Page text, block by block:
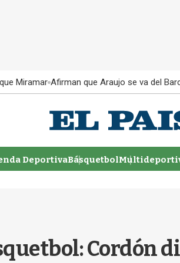
Miramar Afirman que Araujo se va del
DeportivaBásquetbol
Cordón